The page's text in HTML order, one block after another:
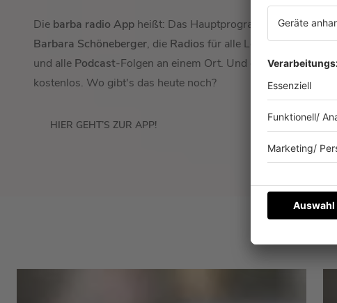
Die barba radio App heißt: Das Hauptprogramm von
Barbara Schöneberger, die Radios für alle Lebenslagen
und alle Podcast-Folgen an einem Ort. Und das auch noch
kostenlos. Wo gibt's das heute noch?
HIER GEHT’S ZUR APP!